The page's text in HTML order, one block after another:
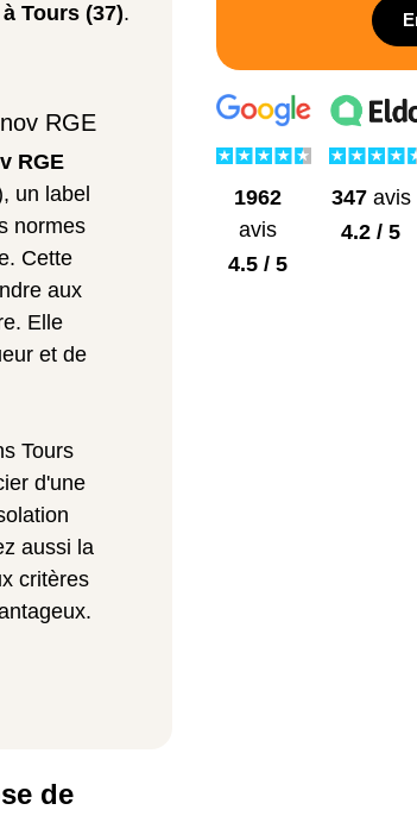
Tours (37).
RGE
RGE
un label
normes
Cette
aux
Elle
et de
Tours
d'une
aussi la
critères
de
1962
avis
4.5 / 5
347avis
4.2 / 5